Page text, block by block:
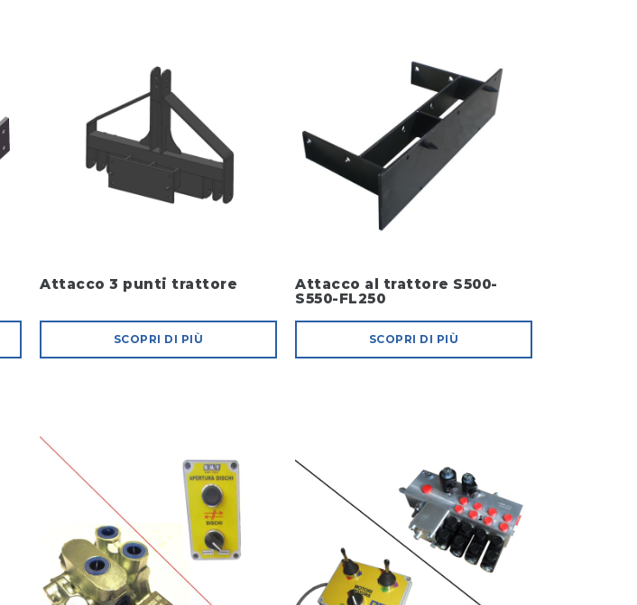
Attacco 3 punti trattore
SCOPRI DI PIÙ
Attacco al trattore S500-
S550-FL250
SCOPRI DI PIÙ